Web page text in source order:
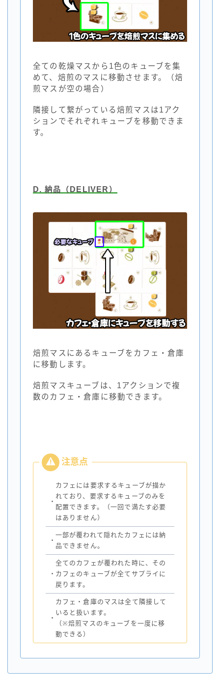
全ての乾燥マスから1色のキューブを集
めて、焙煎のマスに移動させます。（焙
煎マスが空の場合）
隣接して繋がっている焙煎マスは1アク
ションでそれぞれキューブを移動できま
す。
D. 納品（DELIVER）
焙煎マスにあるキューブをカフェ・倉庫
に移動します。
焙煎マスキューブは、1アクションで複
数のカフェ・倉庫に移動できます。
・
カフェには要求するキューブが描か
れており、要求するキューブのみを
配置できます。（一回で満たす必要
はありません）
・
一部が覆われて隠れたカフェには納
品できません。
・
全てのカフェが覆われた時に、その
カフェのキューブが全てサプライに
戻ります。
・
カフェ・倉庫のマスは全て隣接して
いると扱います。
（※焙煎マスのキューブを一度に移
動できる）